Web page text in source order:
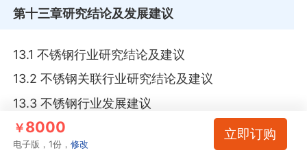
第十三章研究结论及发展建议
13.1 不锈钢行业研究结论及建议
13.2 不锈钢关联行业研究结论及建议
13.3 不锈钢行业发展建议
13.3.1 行业发展策略建议
13.3.2 行业投资方向建议
￥8000
电子版，1份，修改
立即订购